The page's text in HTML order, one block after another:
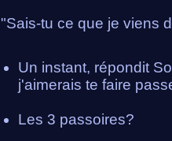
"Sais-tu ce que je viens
Un instant, répondit
j'aimerais te faire
Les 3 passoires?